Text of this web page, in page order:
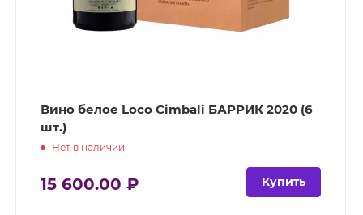
Вино белое Loco Cimbali БАРРИК 2020 (6
шт.)
Нет в наличии
15 600.00 ₽ Купить